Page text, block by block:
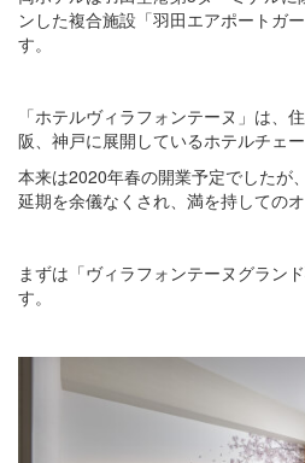
ンした複合施設「羽田エアポートガ
す。
「ホテルヴィラフォンテーヌ」は、
阪、神戸に展開しているホテルチェー
本来は2020年春の開業予定でしたが
延期を余儀なくされ、満を持しての
まずは「ヴィラフォンテーヌグラン
す。